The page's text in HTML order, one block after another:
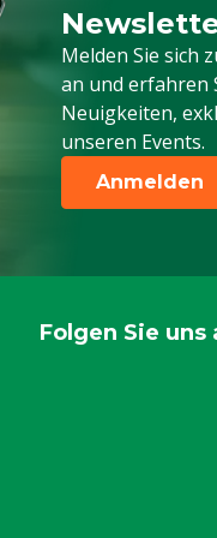
Melden Sie sich
an und erfahren
Neuigkeiten,
unseren Events.
Melden Sie
Anmelden
Folgen Sie